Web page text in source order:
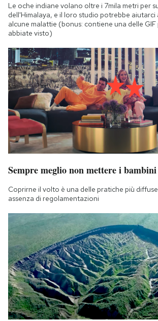
Le oche indiane volano oltre i 7mila metri per
dell'Himalaya, e il loro studio potrebbe
alcune malattie (bonus: contiene una delle GIF
abbiate visto)
Sempre meglio non mettere i
Coprirne il volto è una delle pratiche più
assenza di regolamentazioni